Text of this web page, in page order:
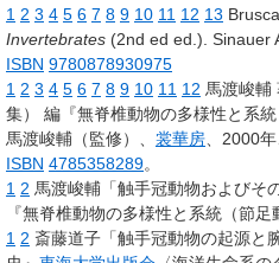
1 2 3 4 5 6 7 8 9 10 11 12 13 Brusca,
Invertebrates (2nd ed ed.). Sinauer
ISBN 9780878930975
1 2 3 4 5 6 7 8 9 10 11 12 馬渡峻輔
集）
編『無脊椎動物の多様性と系
馬渡峻輔（監修）、 裳華房 、2000
ISBN 4785358289。
1 2 馬渡峻輔「触手冠動物およびそ
『無脊椎動物の多様性と系統（節
1 2 斎藤道子「触手冠動物の起源と